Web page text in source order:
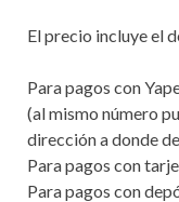
El precio incluye el
Para pagos con
(al mismo número
dirección a donde
Para pagos con
Para pagos con